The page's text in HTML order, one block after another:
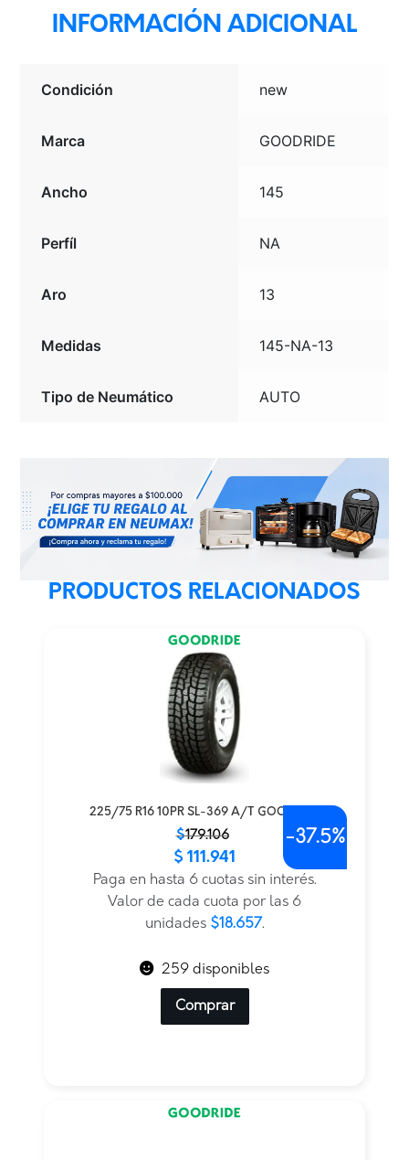
INFORMACIÓN ADICIONAL
Condición new
Marca GOODRIDE
Ancho 145
Perfíl NA
Aro 13
Medidas 145-NA-13
Tipo de Neumático AUTO
PRODUCTOS RELACIONADOS
225/75 R16 10PR SL-369 A/T GOODRIDE
$179.106
original
actual
$ 111.941
Paga en hasta 6 cuotas sin interés.
Valor de cada cuota por las 6
unidades $18.657.
-37.5%
259 disponibles
Comprar